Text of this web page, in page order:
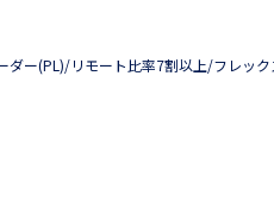
ー(PL)/リモート比率7割以上/フレッ